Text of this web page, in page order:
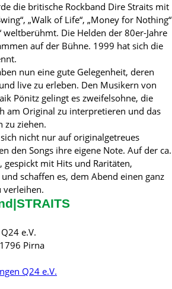
die britische Rockband Dire Straits mit
„Walk of Life“, „Money for Nothing“
weltberühmt. Die Helden der 80er-Jahre
auf der Bühne. 1999 hat sich die
nun eine gute Gelegenheit, deren
live zu erleben. Den Musikern von
Pönitz gelingt es zweifelsohne, die
am Original zu interpretieren und das
zu ziehen.
nicht nur auf originalgetreues
den Songs ihre eigene Note. Auf der ca.
gespickt mit Hits und Raritäten,
schaffen es, dem Abend einen ganz
verleihen.
e.V.
Pirna
Q24 e.V.